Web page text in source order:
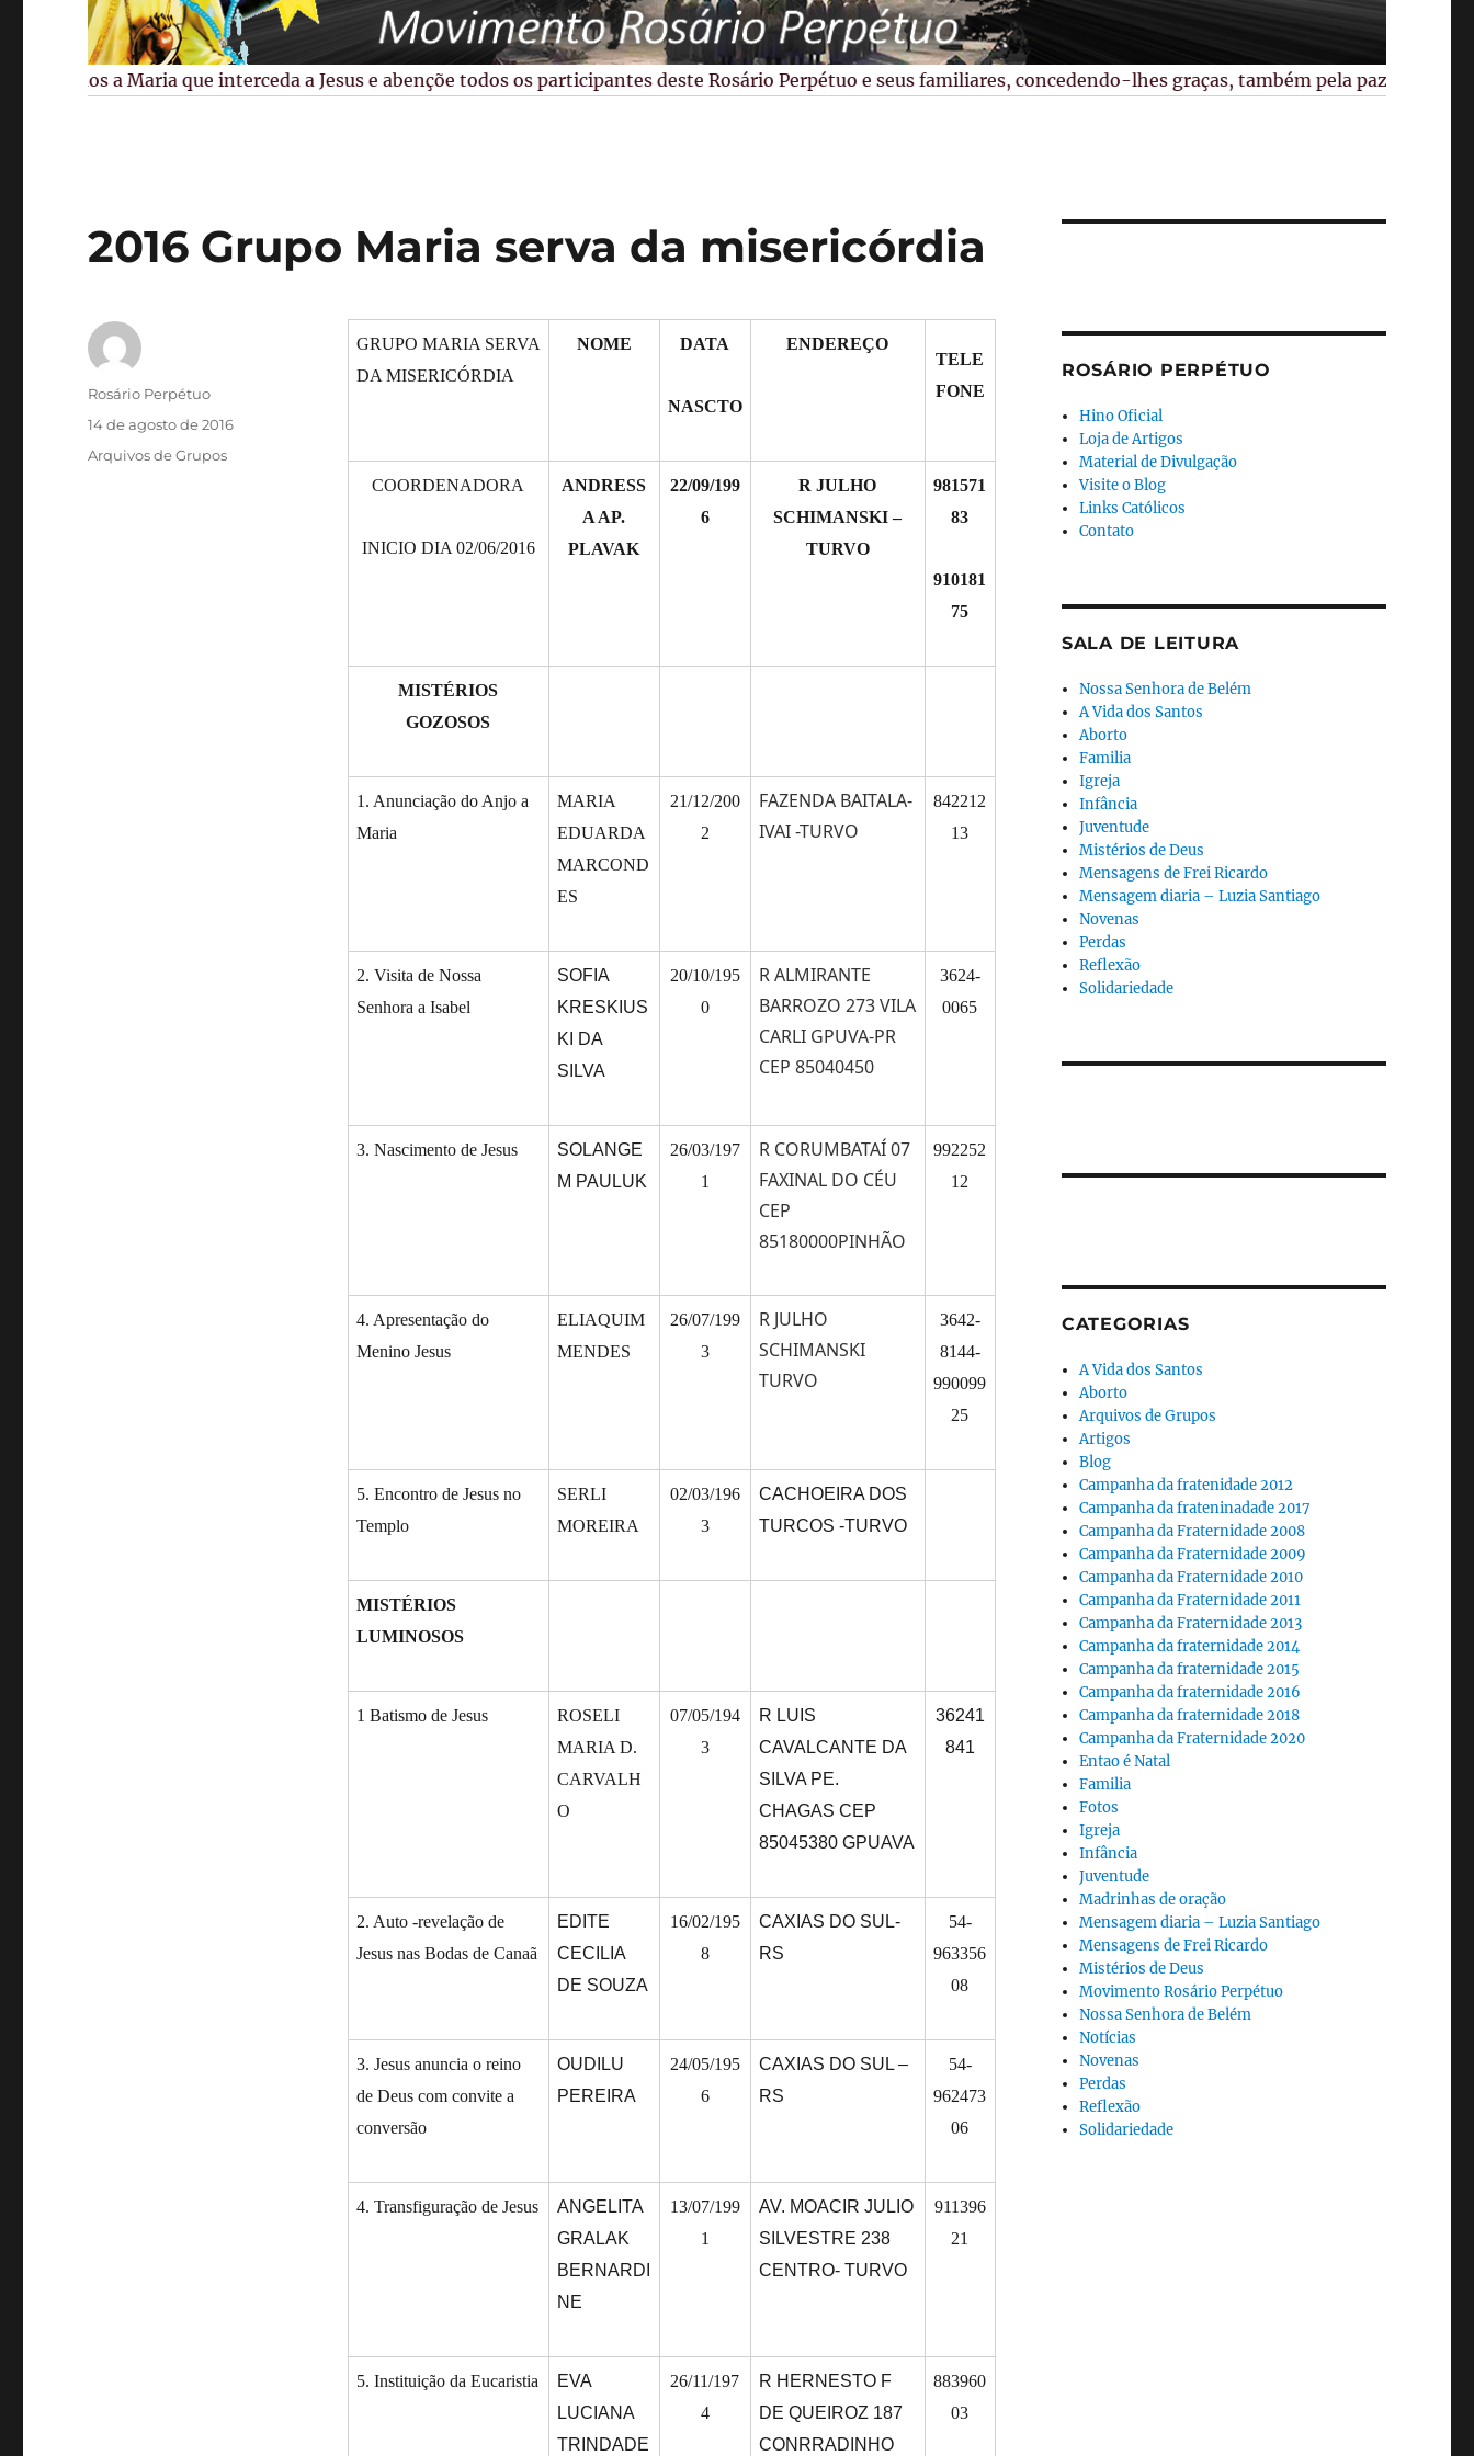
Pedimos a Maria que interceda a Jesus e abençõe todos os participantes deste Rosário Perpétuo e seus familiares, concedendo-lhes graças, também pela paz no
2016 Grupo Maria serva da misericórdia
GRUPO MARIA SERVA
DA MISERICÓRDIA
NOME DATA
NASCTO
ENDEREÇO
TELE
FONE
COORDENADORA
INICIO DIA 02/06/2016
ANDRESS
A AP.
PLAVAK
22/09/199
6
R JULHO
SCHIMANSKI –
TURVO
981571
83
910181
75
MISTÉRIOS
GOZOSOS
1. Anunciação do Anjo a
Maria
MARIA
EDUARDA
MARCOND
ES
21/12/200
2
FAZENDA BAITALA-
IVAI -TURVO
842212
13
2. Visita de Nossa
Senhora a Isabel
SOFIA
KRESKIUS
KI DA
SILVA
20/10/195
0
R ALMIRANTE
BARROZO 273 VILA
CARLI GPUVA-PR
CEP 85040450
3624-
0065
3. Nascimento de Jesus
SOLANGE
M PAULUK
26/03/197
1
R CORUMBATAÍ 07
FAXINAL DO CÉU
CEP
85180000PINHÃO
992252
12
4. Apresentação do
Menino Jesus
ELIAQUIM
MENDES
26/07/199
3
R JULHO
SCHIMANSKI
TURVO
3642-
8144-
990099
25
5. Encontro de Jesus no
Templo
SERLI
MOREIRA
02/03/196
3
CACHOEIRA DOS
TURCOS -TURVO
MISTÉRIOS
LUMINOSOS
1 Batismo de Jesus
ROSELI
MARIA D.
CARVALH
O
07/05/194
3
R LUIS
CAVALCANTE DA
SILVA PE.
CHAGAS CEP
85045380 GPUAVA
36241
841
2. Auto -revelação de
Jesus nas Bodas de Canaã
EDITE
CECILIA
DE SOUZA
16/02/195
8
CAXIAS DO SUL-
RS
54-
963356
08
3. Jesus anuncia o reino
de Deus com convite a
conversão
OUDILU
PEREIRA
24/05/195
6
CAXIAS DO SUL –
RS
54-
962473
06
4. Transfiguração de Jesus
ANGELITA
GRALAK
BERNARDI
NE
13/07/199
1
AV. MOACIR JULIO
SILVESTRE 238
CENTRO- TURVO
911396
21
5. Instituição da Eucaristia
EVA
LUCIANA
TRINDADE
26/11/197
4
R HERNESTO F
DE QUEIROZ 187
CONRRADINHO
883960
03
Autor
Rosário Perpétuo
Publicado
14 de agosto de 2016
Categorias
Arquivos de Grupos
ROSÁRIO PERPÉTUO
Hino Oficial
Loja de Artigos
Material de Divulgação
Visite o Blog
Links Católicos
Contato
SALA DE LEITURA
Nossa Senhora de Belém
A Vida dos Santos
Aborto
Familia
Igreja
Infância
Juventude
Mistérios de Deus
Mensagens de Frei Ricardo
Mensagem diaria – Luzia Santiago
Novenas
Perdas
Reflexão
Solidariedade
CATEGORIAS
A Vida dos Santos
Aborto
Arquivos de Grupos
Artigos
Blog
Campanha da fratenidade 2012
Campanha da frateninadade 2017
Campanha da Fraternidade 2008
Campanha da Fraternidade 2009
Campanha da Fraternidade 2010
Campanha da Fraternidade 2011
Campanha da Fraternidade 2013
Campanha da fraternidade 2014
Campanha da fraternidade 2015
Campanha da fraternidade 2016
Campanha da fraternidade 2018
Campanha da Fraternidade 2020
Entao é Natal
Familia
Fotos
Igreja
Infância
Juventude
Madrinhas de oração
Mensagem diaria – Luzia Santiago
Mensagens de Frei Ricardo
Mistérios de Deus
Movimento Rosário Perpétuo
Nossa Senhora de Belém
Notícias
Novenas
Perdas
Reflexão
Solidariedade